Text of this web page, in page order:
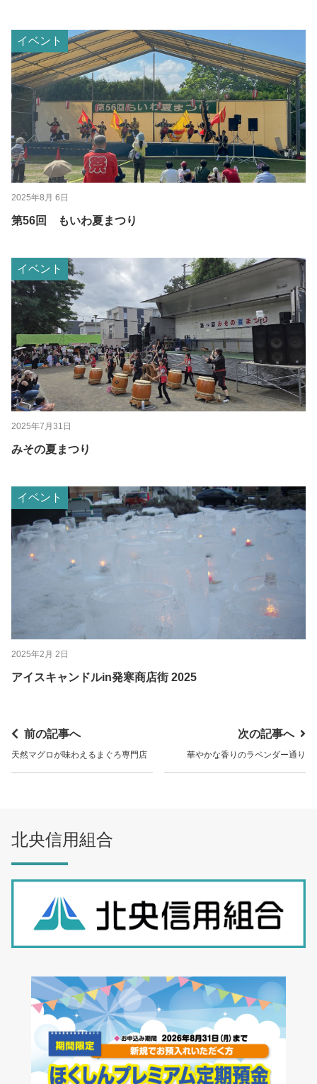
イベント
2025年8月 6日
第56回 もいわ夏まつり
イベント
2025年7月31日
みその夏まつり
イベント
2025年2月 2日
アイスキャンドルin発寒商店街 2025
前の記事へ
天然マグロが味わえるまぐろ専門店
次の記事へ
華やかな香りのラベンダー通り
北央信用組合